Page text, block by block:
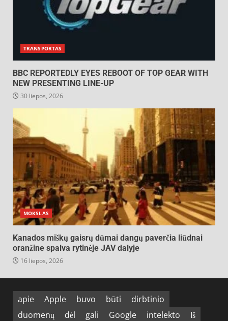
TRANSPORTAS
BBC REPORTEDLY EYES REBOOT OF TOP GEAR WITH
NEW PRESENTING LINE-UP
30 liepos, 2026
MOKSLAS
Kanados miškų gaisrų dūmai dangų paverčia liūdnai
oranžine spalva rytinėje JAV dalyje
16 liepos, 2026
apie Apple buvo būti
dirbtinio
duomenų
dėl gali Google intelekto
Iš